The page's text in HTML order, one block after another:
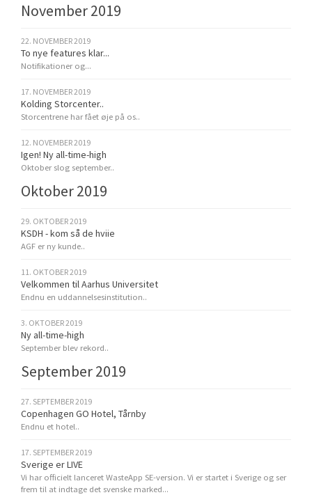
November 2019
22. NOVEMBER 2019
To nye features klar...
Notifikationer og...
17. NOVEMBER 2019
Kolding Storcenter..
Storcentrene har fået øje på os..
12. NOVEMBER 2019
Igen! Ny all-time-high
Oktober slog september..
Oktober 2019
29. OKTOBER 2019
KSDH - kom så de hviie
AGF er ny kunde..
11. OKTOBER 2019
Velkommen til Aarhus Universitet
Endnu en uddannelsesinstitution..
3. OKTOBER 2019
Ny all-time-high
September blev rekord..
September 2019
27. SEPTEMBER 2019
Copenhagen GO Hotel, Tårnby
Endnu et hotel..
17. SEPTEMBER 2019
Sverige er LIVE
Vi har officielt lanceret WasteApp SE-version. Vi er startet i Sverige og ser
frem til at indtage det svenske marked...